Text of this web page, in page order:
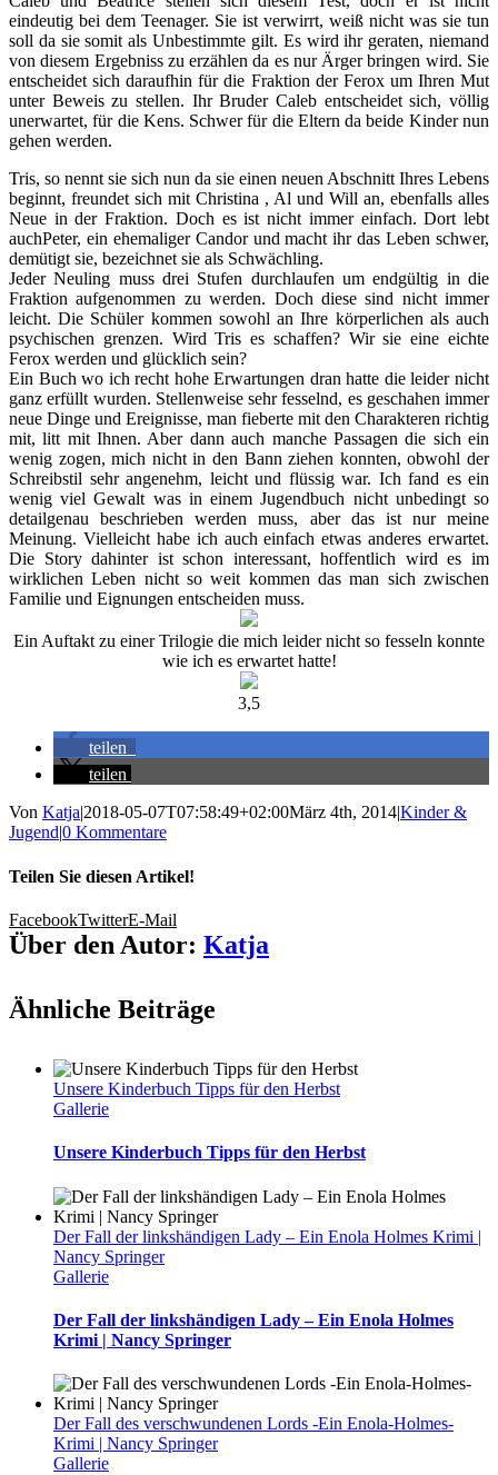
eindeutig bei dem Teenager. Sie ist verwirrt, weiß nicht was sie tun
soll da sie somit als Unbestimmte gilt. Es wird ihr geraten, niemand
von diesem Ergebniss zu erzählen da es nur Ärger bringen wird. Sie
entscheidet sich daraufhin für die Fraktion der Ferox um Ihren Mut
unter Beweis zu stellen. Ihr Bruder Caleb entscheidet sich, völlig
unerwartet, für die Kens. Schwer für die Eltern da beide Kinder nun
gehen werden.
Tris, so nennt sie sich nun da sie einen neuen Abschnitt Ihres Lebens
beginnt, freundet sich mit Christina , Al und Will an, ebenfalls alles
Neue in der Fraktion. Doch es ist nicht immer einfach. Dort lebt
auchPeter, ein ehemaliger Candor und macht ihr das Leben schwer,
demütigt sie, bezeichnet sie als Schwächling.
Jeder Neuling muss drei Stufen durchlaufen um endgültig in die
Fraktion aufgenommen zu werden. Doch diese sind nicht immer
leicht. Die Schüler kommen sowohl an Ihre körperlichen als auch
psychischen grenzen. Wird Tris es schaffen? Wir sie eine eichte
Ferox werden und glücklich sein?
Ein Buch wo ich recht hohe Erwartungen dran hatte die leider nicht
ganz erfüllt wurden. Stellenweise sehr fesselnd, es geschahen immer
neue Dinge und Ereignisse, man fieberte mit den Charakteren richtig
mit, litt mit Ihnen. Aber dann auch manche Passagen die sich ein
wenig zogen, mich nicht in den Bann ziehen konnten, obwohl der
Schreibstil sehr angenehm, leicht und flüssig war. Ich fand es ein
wenig viel Gewalt was in einem Jugendbuch nicht unbedingt so
detailgenau beschrieben werden muss, aber das ist nur meine
Meinung. Vielleicht habe ich auch einfach etwas anderes erwartet.
Die Story dahinter ist schon interessant, hoffentlich wird es im
wirklichen Leben nicht so weit kommen das man sich zwischen
Familie und Eignungen entscheiden muss.
Ein Auftakt zu einer Trilogie die mich leider nicht so fesseln konnte
wie ich es erwartet hatte!
3,5
teilen
teilen
Von Katja|2018-05-07T07:58:49+02:00März 4th, 2014|Kinder &
Jugend|0 Kommentare
Teilen Sie diesen Artikel!
FacebookTwitterE-Mail
Über den Autor: Katja
Ähnliche Beiträge
Unsere Kinderbuch Tipps für den Herbst
Gallerie
Unsere Kinderbuch Tipps für den Herbst
Der Fall der linkshändigen Lady – Ein Enola Holmes Krimi |
Nancy Springer
Gallerie
Der Fall der linkshändigen Lady – Ein Enola Holmes
Krimi | Nancy Springer
Der Fall des verschwundenen Lords -Ein Enola-Holmes-
Krimi | Nancy Springer
Gallerie